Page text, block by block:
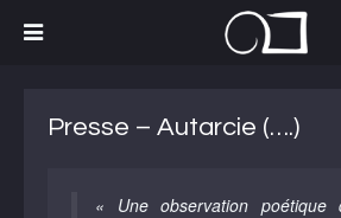
Presse – Autarcie (….)
« Une observation poétique